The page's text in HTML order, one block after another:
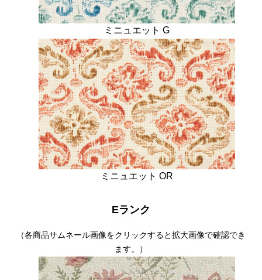
ミニュエット G
ミニュエット OR
Eランク
（各商品サムネール画像をクリックすると拡大画像で確認でき
ます。）